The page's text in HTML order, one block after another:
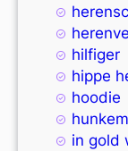
hilfiger
hippe
hoodie
in gold